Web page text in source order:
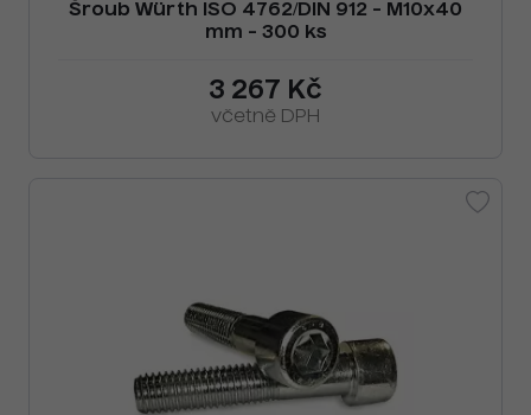
Šroub Würth ISO 4762/DIN 912 - M10x40
mm - 300 ks
3 267 Kč
včetně DPH